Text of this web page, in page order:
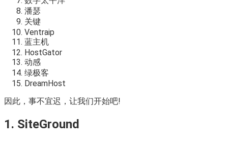
潘瑟
关键
Ventraip
蓝主机
HostGator
动感
绿极客
DreamHost
因此，事不宜迟，让我们开始吧!
1. SiteGround